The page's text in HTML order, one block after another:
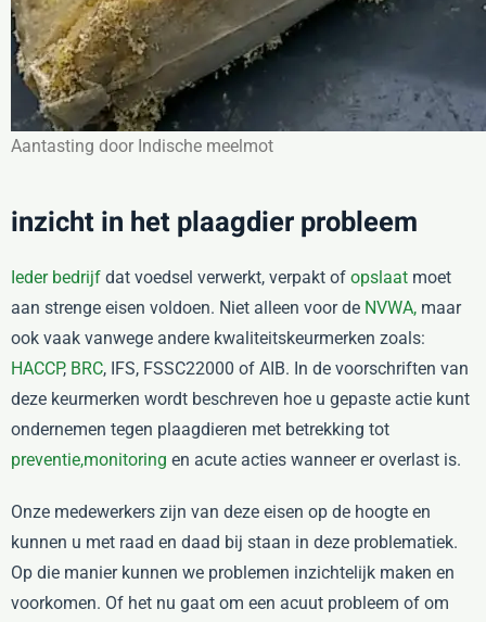
Aantasting door Indische meelmot
inzicht in het plaagdier probleem
Ieder bedrijf dat voedsel verwerkt, verpakt of opslaat moet
aan strenge eisen voldoen. Niet alleen voor de NVWA, maar
ook vaak vanwege andere kwaliteitskeurmerken zoals:
HACCP, BRC, IFS, FSSC22000 of AIB. In de voorschriften van
deze keurmerken wordt beschreven hoe u gepaste actie kunt
ondernemen tegen plaagdieren met betrekking tot
preventie,monitoring en acute acties wanneer er overlast is.
Onze medewerkers zijn van deze eisen op de hoogte en
kunnen u met raad en daad bij staan in deze problematiek.
Op die manier kunnen we problemen inzichtelijk maken en
voorkomen. Of het nu gaat om een acuut probleem of om